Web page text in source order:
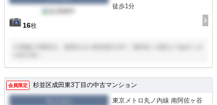
16枚
徒歩1分
会員限定 杉並区成田東3丁目の中古マンション
東京メトロ丸ノ内線 南阿佐ヶ谷